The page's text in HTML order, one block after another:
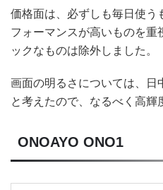
価格面は、必ずしも毎日使
フォーマンスが高いものを
ックなものは除外しました。
画面の明るさについては、日
と考えたので、なるべく高輝
ONOAYO ONO1